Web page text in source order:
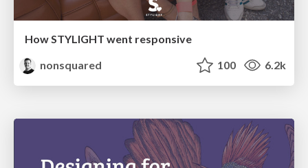
How STYLIGHT went responsive
nonsquared
100 6.2k